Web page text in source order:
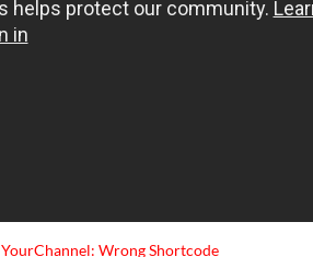
YourChannel: Wrong Shortcode